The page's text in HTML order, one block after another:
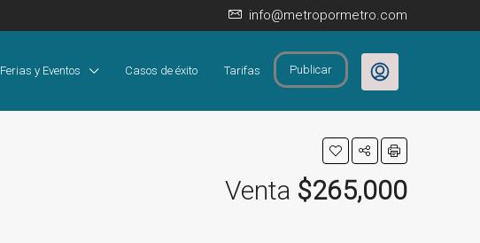
info@metropormetro.com
Ferias y Eventos Casos de éxito Tarifas Publicar
Venta $265,000